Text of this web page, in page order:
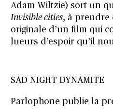
Adam Wiltzie) sort un
Invisible cities, à prendre
originale d’un film qui
lueurs d’espoir qu’il
SAD NIGHT DYNAMITE
Parlophone publie la